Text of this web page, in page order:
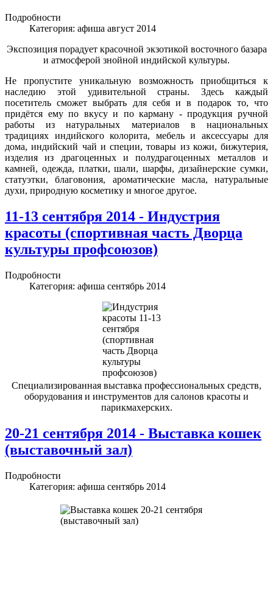
Подробности
Категория: афиша август 2014
Экспозиция порадует красочной экзотикой восточного базара
и атмосферой знойной индийской культуры.
Не пропустите уникальную возможность приобщиться к
наследию этой удивительной страны. Здесь каждый
посетитель сможет выбрать для себя и в подарок то, что
придётся ему по вкусу и по карману - продукция ручной
работы из натуральных материалов в национальных
традициях индийского колорита, мебель и аксессуары для
дома, индийский чай и специи, товары из кожи, бижутерия,
изделия из драгоценных и полудрагоценных металлов и
камней, одежда, платки, шали, шарфы, дизайнерские сумки,
статуэтки, благовония, ароматические масла, натуральные
духи, природную косметику и многое другое.
11-13 сентября 2014 - Индустрия
красоты (спортивная часть Дворца
культуры профсоюзов)
Подробности
Категория: афиша сентябрь 2014
Специализированная выставка профессиональных средств,
оборудования и инструментов для салонов красоты и
парикмахерских.
20-21 сентября 2014 - Выставка кошек
(выставочный зал)
Подробности
Категория: афиша сентябрь 2014